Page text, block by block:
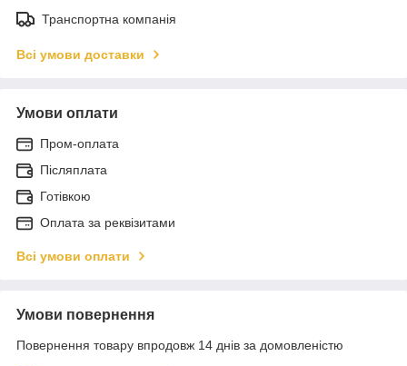
Транспортна компанія
Всі умови доставки
Умови оплати
Пром-оплата
Післяплата
Готівкою
Оплата за реквізитами
Всі умови оплати
Умови повернення
Повернення товару впродовж 14 днів за домовленістю